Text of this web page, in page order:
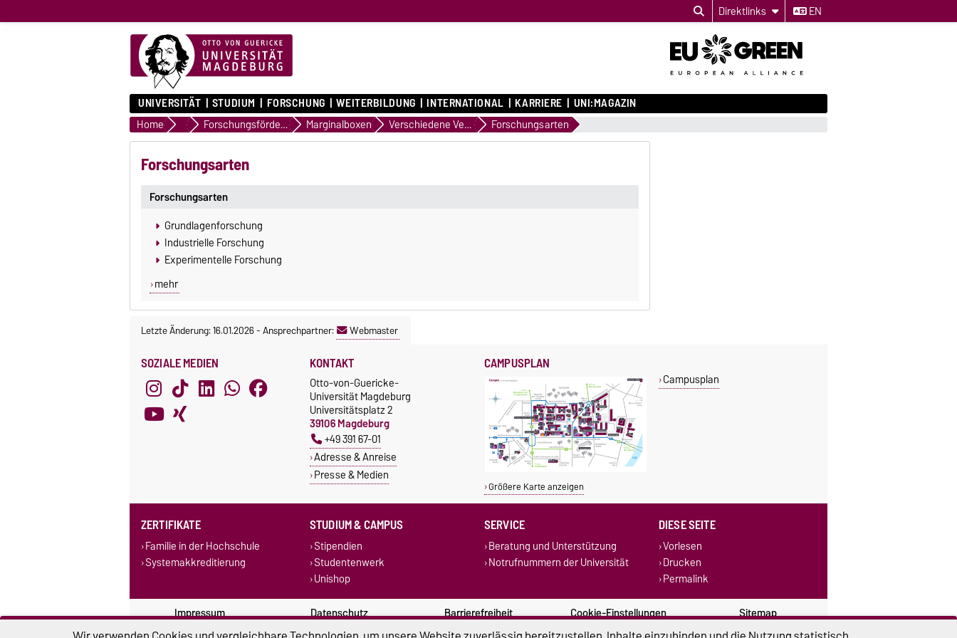
Direktlinks EN
UNIVERSITÄT STUDIUM FORSCHUNG WEITERBILDUNG INTERNATIONAL KARRIERE UNI:MAGAZIN
Home Beratung Forschungsförderung Marginalboxen Verschiedene Verlinkungen Forschungsarten
Forschungsarten
Forschungsarten
Grundlagenforschung
Industrielle Forschung
Experimentelle Forschung
mehr
Letzte Änderung: 16.01.2026-Ansprechpartner: Webmaster
SOZIALE MEDIEN KONTAKT
Otto-von-Guericke-
Universität Magdeburg
Universitätsplatz 2
39106 Magdeburg
+49 391 67-01
Adresse & Anreise
Presse & Medien
CAMPUSPLAN
Größere Karte anzeigen
Campusplan
ZERTIFIKATE
Familie in der Hochschule
Systemakkreditierung
STUDIUM & CAMPUS
Stipendien
Studentenwerk
Unishop
SERVICE
Beratung und Unterstützung
Notrufnummern der Universität
DIESE SEITE
Vorlesen
Drucken
Permalink
Impressum Datenschutz Barrierefreiheit Cookie-Einstellungen Sitemap